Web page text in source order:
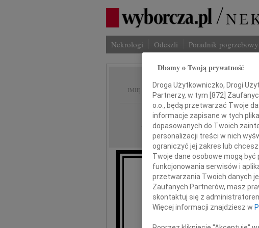
Nekrologi Odeszli Poradnik pogrzebowy
IMIĘ I NAZWISKO: Stanisław
REGION: Warszawa
DATA EMISJI: 22.04.2026
25 lat temu, 22 kwietnia
Stanisław
Dbamy o Twoją prywatność
Droga Użytkowniczko, Drogi
Partnerzy, w tym [872]
o.o., będą przetwarzać Twoje
informacje zapisane w tych
dopasowanych do Twoich
personalizacji treści w nich
ograniczyć jej zakres lub
Twoje dane osobowe mogą
funkcjonowania serwisów i
przetwarzania Twoich danych
Zaufanych Partnerów, masz
skontaktuj się z
Więcej informacji znajdziesz w